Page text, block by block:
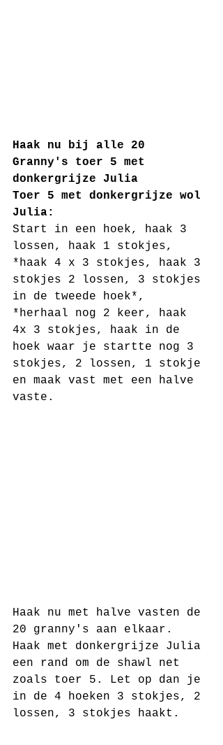
Haak nu bij alle 20
Granny's toer 5 met
donkergrijze Julia
Toer 5 met donkergrijze wol
Julia:
Start in een hoek, haak 3
lossen, haak 1 stokjes,
*haak 4 x 3 stokjes, haak 3
stokjes 2 lossen, 3 stokjes
in de tweede hoek*,
*herhaal nog 2 keer, haak
4x 3 stokjes, haak in de
hoek waar je startte nog 3
stokjes, 2 lossen, 1 stokje
en maak vast met een halve
vaste.
Haak nu met halve vasten de
20 granny's aan elkaar.
Haak met donkergrijze Julia
een rand om de shawl net
zoals toer 5. Let op dan je
in de 4 hoeken 3 stokjes, 2
lossen, 3 stokjes haakt.